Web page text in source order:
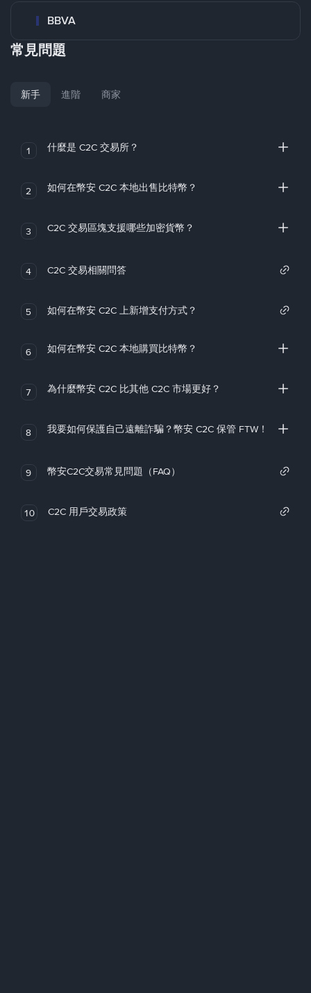
BBVA
常見問題
新手 進階 商家
1 什麼是 C2C 交易所？
2 如何在幣安 C2C 本地出售比特幣？
3 C2C 交易區塊支援哪些加密貨幣？
4 C2C 交易相關問答
5 如何在幣安 C2C 上新增支付方式？
6 如何在幣安 C2C 本地購買比特幣？
7 為什麼幣安 C2C 比其他 C2C 市場更好？
8 我要如何保護自己遠離詐騙？幣安 C2C 保管 FTW！
9 幣安C2C交易常見問題（FAQ）
10 C2C 用戶交易政策